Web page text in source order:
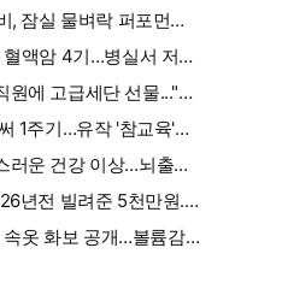
다
, 잠실 물벼락 퍼포먼스
극
액암 4기…병실서 저만
애)
원에 고급세단 선물..."차
" (사당귀)[전일야화]
1주기…유작 '참교육'서
러운 건강 이상…뇌출혈
년전 빌려준 5천만원...
이몽2)[종합]
옷 화보 공개…볼륨감·